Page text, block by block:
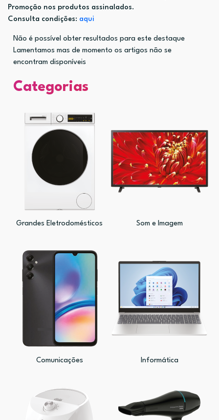
Promoção nos produtos assinalados.
Consulta condições: aqui
Não é possível obter resultados para este destaque
Lamentamos mas de momento os artigos não se
encontram disponíveis
Categorias
Grandes Eletrodomésticos Som e Imagem
Comunicações Informática